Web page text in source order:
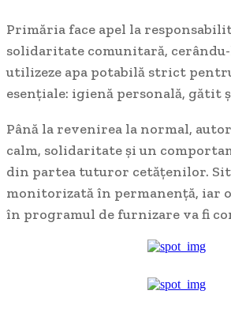
Primăria face apel la
solidaritate comunitară,
utilizeze apa potabilă strict
esențiale: igienă personală, gătit
Până la revenirea la normal,
calm, solidaritate și un
din partea tuturor cetățenilor.
monitorizată în permanență, iar
în programul de furnizare va fi